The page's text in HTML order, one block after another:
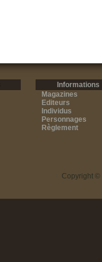
Informations
Magazines
Editeurs
Individus
Personnages
Règlement
Copyright ©